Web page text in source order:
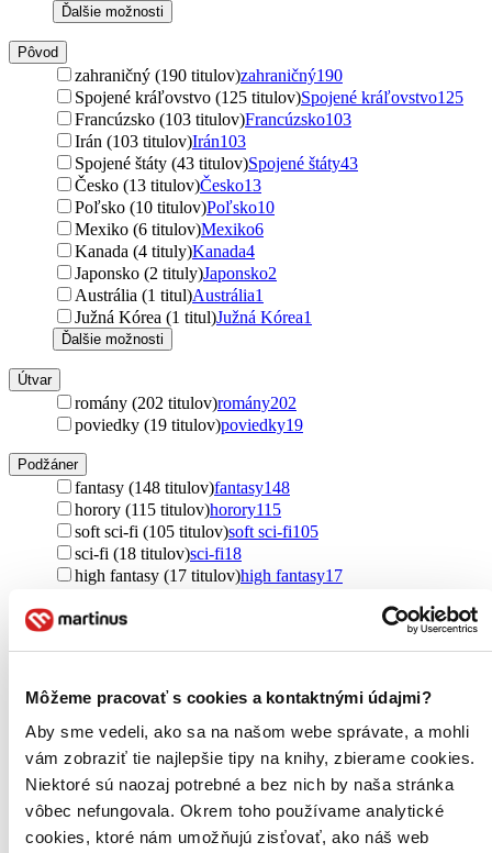
Môžeme pracovať s cookies a kontaktnými údajmi?
Aby sme vedeli, ako sa na našom webe správate, a mohli
vám zobraziť tie najlepšie tipy na knihy, zbierame cookies.
Niektoré sú naozaj potrebné a bez nich by naša stránka
vôbec nefungovala. Okrem toho používame analytické
cookies, ktoré nám umožňujú zisťovať, ako náš web
Ďalšie možnosti
Pôvod
zahraničný (190 titulov)zahraničný190
Spojené kráľovstvo (125 titulov)Spojené kráľovstvo125
Francúzsko (103 titulov)Francúzsko103
Irán (103 titulov)Irán103
Spojené štáty (43 titulov)Spojené štáty43
Česko (13 titulov)Česko13
Poľsko (10 titulov)Poľsko10
Mexiko (6 titulov)Mexiko6
Kanada (4 tituly)Kanada4
Japonsko (2 tituly)Japonsko2
Austrália (1 titul)Austrália1
Južná Kórea (1 titul)Južná Kórea1
Ďalšie možnosti
Útvar
romány (202 titulov)romány202
poviedky (19 titulov)poviedky19
Podžáner
fantasy (148 titulov)fantasy148
horory (115 titulov)horory115
soft sci-fi (105 titulov)soft sci-fi105
sci-fi (18 titulov)sci-fi18
high fantasy (17 titulov)high fantasy17
dark fantasy (12 titulov)
magický realizmus (1 titul)magický realizmus1
Ďalšie možnosti
Mary Shelley (101 titulov) Mary Shelley 101
Mary Shelleyová (90 titulov) Mary Shelleyová90
Larry Correia (16 titulov)Larry Correia16